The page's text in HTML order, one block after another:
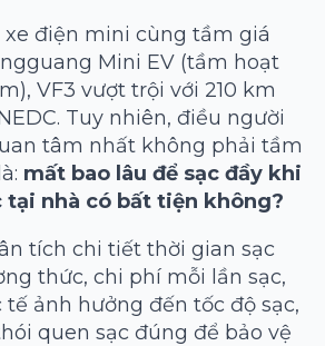
xe điện mini cùng tầm giá
Mini EV (tầm hoạt
VF3 vượt trội với 210 km
Tuy nhiên, điều người
tâm nhất không phải tầm
mất bao lâu để sạc đầy khi
tại nhà có bất tiện không?
tích chi tiết thời gian sạc
thức, chi phí mỗi lần sạc,
ảnh hưởng đến tốc độ sạc,
quen sạc đúng để bảo vệ